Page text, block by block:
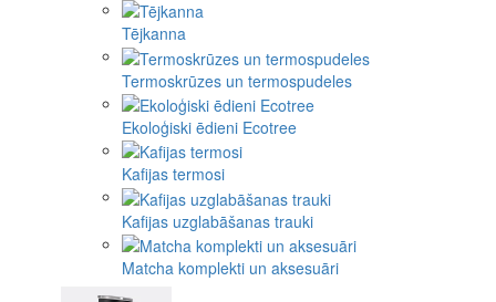
Tējkanna
Termoskrūzes un termospudeles
Ekoloģiski ēdieni Ecotree
Kafijas termosi
Kafijas uzglabāšanas trauki
Matcha komplekti un aksesuāri